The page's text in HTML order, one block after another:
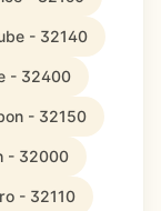
- 32140
- 32400
- 32150
- 32000
- 32110